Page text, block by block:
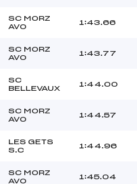
SC MORZ
AVO
1:43.66
SC MORZ
AVO
1:43.77
SC
BELLEVAUX
1:44.00
SC MORZ
AVO
1:44.57
LES GETS
S.C
1:44.96
SC MORZ
AVO
1:45.04